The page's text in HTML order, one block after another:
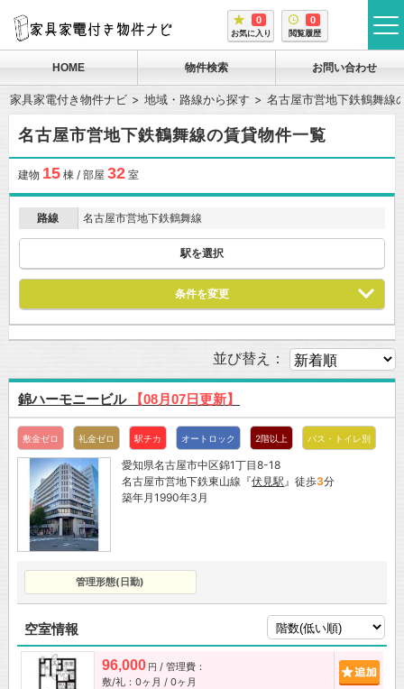
0
お気に入り
0
閲覧履歴
HOME 物件検索 お問い合わせ
家具家電付き物件ナビ 地域・路線から探す 名古屋市営地下鉄鶴舞線
名古屋市営地下鉄鶴舞線の賃貸物件一覧
建物 15棟 / 部屋 32室
路線 名古屋市営地下鉄鶴舞線
駅を選択
条件を変更
並び替え：
錦ハーモニービル 【08月07日更新】
敷金ゼロ 礼金ゼロ 駅チカ オートロック 2階以上 バス・トイレ別
愛知県名古屋市中区錦1丁目8-18
名古屋市営地下鉄東山線『伏見駅』徒歩3分
築年月1990年3月
管理形態(日勤)
空室情報
96,000 円 / 管理費：
敷/礼：0ヶ月 / 0ヶ月